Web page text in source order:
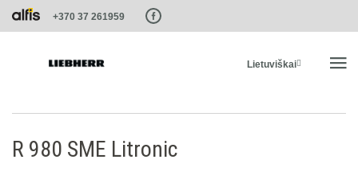
Paste this code as high in the of the page as possible:
+370 37 261959
Lietuviškai
R 980 SME Litronic